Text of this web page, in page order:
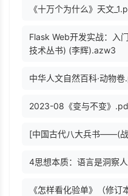
《十万个为什么》天文
Flask Web开发实战：入
技术丛书) (李辉).azw3
中华人文自然百科·动物
2023-08《变与不变》
[中国古代八大兵书——(
4思想本质：语言是洞察
《怎样看化验单》（修